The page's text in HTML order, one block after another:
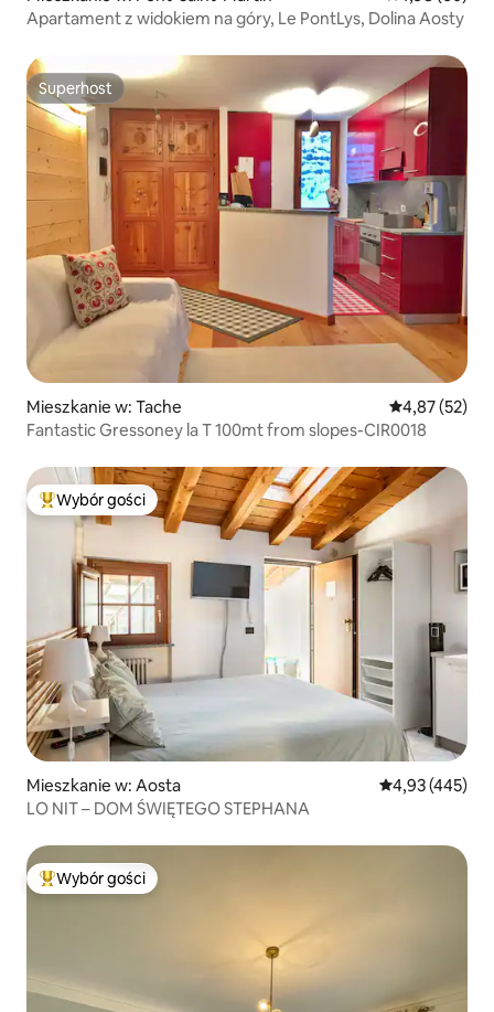
Apartament z widokiem na góry, Le PontLys, Dolina Aosty
Superhost
Superhost
Mieszkanie w: Tache Średnia
4,87 (52)
Fantastic Gressoney la T 100mt from slopes-CIR0018
Najpopularniejsze z kategorii Wybór gości
Wybór gości
Mieszkanie w: Aosta Średnia
4,93 (445)
LO NIT – DOM ŚWIĘTEGO STEPHANA
Najpopularniejsze z kategorii Wybór gości
Wybór gości